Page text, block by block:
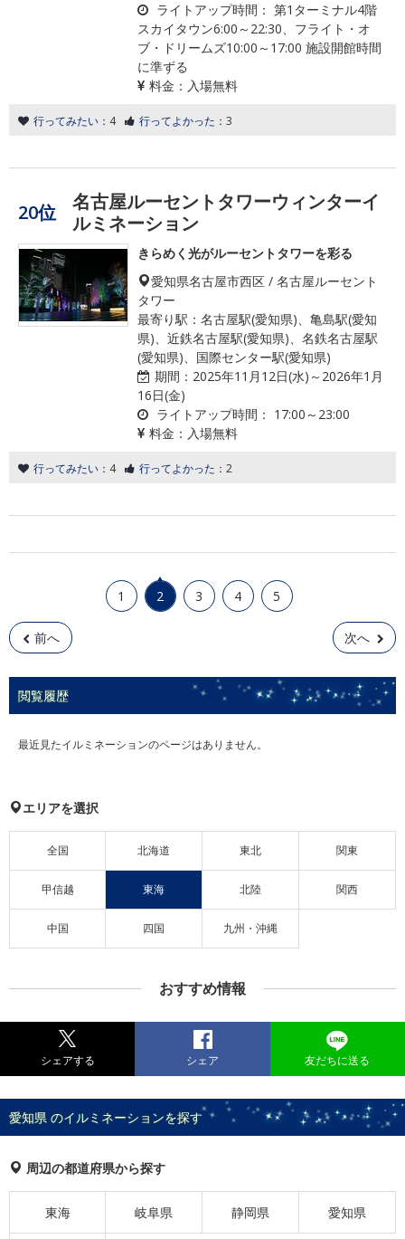
ライトアップ時間： 第1ターミナル4階
スカイタウン6:00～22:30、フライト・オ
ブ・ドリームズ10:00～17:00 施設開館時間
に準ずる
料金： 入場無料
行ってみたい： 4 行ってよかった： 3
20位
名古屋ルーセントタワーウィンターイ
ルミネーション
きらめく光がルーセントタワーを彩る
愛知県名古屋市西区 / 名古屋ルーセント
タワー
最寄り駅：名古屋駅(愛知県)、亀島駅(愛知
県)、近鉄名古屋駅(愛知県)、名鉄名古屋駅
(愛知県)、国際センター駅(愛知県)
期間： 2025年11月12日(水)～2026年1月
16日(金)
ライトアップ時間： 17:00～23:00
料金： 入場無料
行ってみたい： 4 行ってよかった： 2
前へ
1 2 3 4 5
次へ
閲覧履歴
最近見たイルミネーションのページはありません。
エリアを選択
全国 北海道 東北 関東
甲信越 東海 北陸 関西
中国 四国 九州・沖縄
おすすめ情報
シェアする シェア 友だちに送る
愛知県 のイルミネーションを探す
周辺の都道府県から探す
東海 岐阜県 静岡県 愛知県